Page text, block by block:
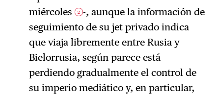
miércoles
2 -, aunque la información de
seguimiento de su jet privado indica
que viaja libremente entre Rusia y
Bielorrusia, según parece está
perdiendo gradualmente el control de
su imperio mediático y, en particular,